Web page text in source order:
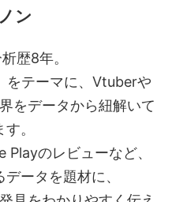
ン
歴8年。
をテーマに、Vtuberや
をデータから紐解いて
。
のレビューなど、
ータを題材に、